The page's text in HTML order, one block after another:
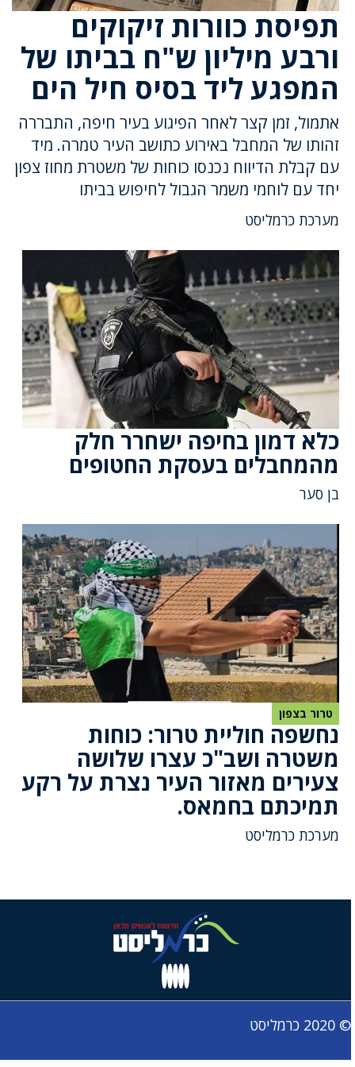
תפיסת כוורות זיקוקים
ורבע מיליון ש"ח בביתו של
המפגע ליד בסיס חיל הים
אתמול, זמן קצר לאחר הפיגוע בעיר חיפה, התבררה
זהותו של המחבל באירוע כתושב העיר טמרה. מיד
עם קבלת הדיווח נכנסו כוחות של משטרת מחוז צפון
יחד עם לוחמי משמר הגבול לחיפוש בביתו
מערכת כרמליסט
כלא דמון בחיפה ישחרר חלק
מהמחבלים בעסקת החטופים
בן סער
טרור בצפון
נחשפה חוליית טרור: כוחות
משטרה ושב"כ עצרו שלושה
צעירים מאזור העיר נצרת על רקע
תמיכתם בחמאס.
מערכת כרמליסט
© 2020 כרמליסט